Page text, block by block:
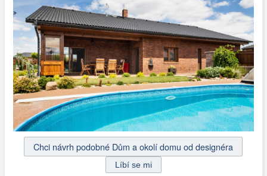
Chci návrh podobné Dům a okolí domu od designéra